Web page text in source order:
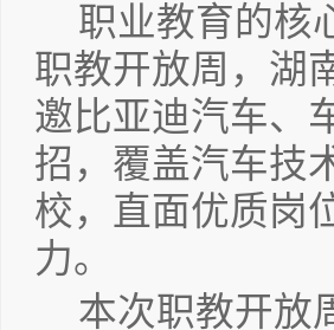
职业教育的核
职教开放周，湖
邀比亚迪汽车、
招，覆盖汽车技
校，直面优质岗
力。
本次职教开放